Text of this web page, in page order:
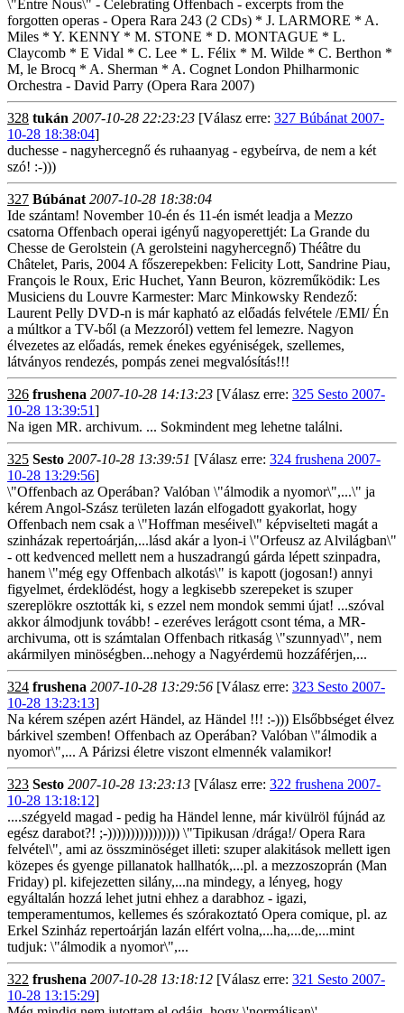
\"Entre Nous\" - Celebrating Offenbach - excerpts from the
forgotten operas - Opera Rara 243 (2 CDs) * J. LARMORE * A.
Miles * Y. KENNY * M. STONE * D. MONTAGUE * L.
Claycomb * E Vidal * C. Lee * L. Félix * M. Wilde * C. Berthon *
M, le Brocq * A. Sherman * A. Cognet London Philharmonic
Orchestra - David Parry (Opera Rara 2007)
328 tukán 2007-10-28 22:23:23 [Válasz erre: 327 Búbánat 2007-
10-28 18:38:04]
duchesse - nagyhercegnő és ruhaanyag - egybeírva, de nem a két
szó! :-)))
327 Búbánat 2007-10-28 18:38:04
Ide szántam! November 10-én és 11-én ismét leadja a Mezzo
csatorna Offenbach operai igényű nagyoperettjét: La Grande du
Chesse de Gerolstein (A gerolsteini nagyhercegnő) Théâtre du
Châtelet, Paris, 2004 A főszerepekben: Felicity Lott, Sandrine Piau,
François le Roux, Eric Huchet, Yann Beuron, közreműködik: Les
Musiciens du Louvre Karmester: Marc Minkowsky Rendező:
Laurent Pelly DVD-n is már kapható az előadás felvétele /EMI/ Én
a múltkor a TV-ből (a Mezzoról) vettem fel lemezre. Nagyon
élvezetes az előadás, remek énekes egyéniségek, szellemes,
látványos rendezés, pompás zenei megvalósítás!!!
326 frushena 2007-10-28 14:13:23 [Válasz erre: 325 Sesto 2007-
10-28 13:39:51]
Na igen MR. archivum. ... Sokmindent meg lehetne találni.
325 Sesto 2007-10-28 13:39:51 [Válasz erre: 324 frushena 2007-
10-28 13:29:56]
\"Offenbach az Operában? Valóban \"álmodik a nyomor\",...\" ja
kérem Angol-Szász területen lazán elfogadott gyakorlat, hogy
Offenbach nem csak a \"Hoffman meséivel\" képviselteti magát a
szinházak repertoárján,...lásd akár a lyon-i \"Orfeusz az Alvilágban\"
- ott kedvenced mellett nem a huszadrangú gárda lépett szinpadra,
hanem \"még egy Offenbach alkotás\" is kapott (jogosan!) annyi
figyelmet, érdeklödést, hogy a legkisebb szerepeket is szuper
szereplökre osztották ki, s ezzel nem mondok semmi újat! ...szóval
akkor álmodjunk tovább! - ezeréves lerágott csont téma, a MR-
archivuma, ott is számtalan Offenbach ritkaság \"szunnyad\", nem
akármilyen minöségben...nehogy a Nagyérdemü hozzáférjen,...
324 frushena 2007-10-28 13:29:56 [Válasz erre: 323 Sesto 2007-
10-28 13:23:13]
Na kérem szépen azért Händel, az Händel !!! :-))) Elsőbbséget élvez
bárkivel szemben! Offenbach az Operában? Valóban \"álmodik a
nyomor\",... A Párizsi életre viszont elmennék valamikor!
323 Sesto 2007-10-28 13:23:13 [Válasz erre: 322 frushena 2007-
10-28 13:18:12]
....szégyeld magad - pedig ha Händel lenne, már kivülröl fújnád az
egész darabot?! ;-)))))))))))))))) \"Tipikusan /drága!/ Opera Rara
felvétel\", ami az összminöséget illeti: szuper alakitások mellett igen
közepes és gyenge pillanatok hallhatók,...pl. a mezzoszoprán (Man
Friday) pl. kifejezetten silány,...na mindegy, a lényeg, hogy
egyáltalán hozzá lehet jutni ehhez a darabhoz - igazi,
temperamentumos, kellemes és szórakoztató Opera comique, pl. az
Erkel Szinház repertoárján lazán elfért volna,...ha,...de,...mint
tudjuk: \"álmodik a nyomor\",...
322 frushena 2007-10-28 13:18:12 [Válasz erre: 321 Sesto 2007-
10-28 13:15:29]